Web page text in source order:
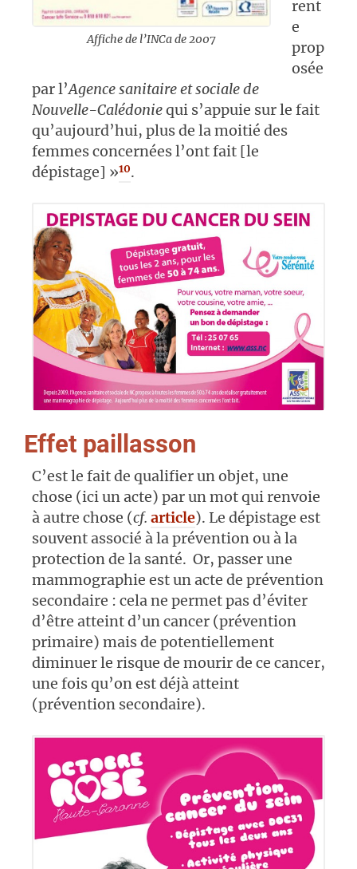
Affiche de l’INCa de 2007
rent
e
prop
osée
par l’Agence sanitaire et sociale de
Nouvelle-Calédoniequi s’appuie sur le fait
qu’aujourd’hui, plus de la moitié des
femmes concernées l’ont fait [le
dépistage] »10.
Effet paillasson
C’est le fait de qualifier un objet, une
chose (ici un acte) par un mot qui renvoie
à autre chose (cf. article). Le dépistage est
souvent associé à la prévention ou à la
protection de la santé. Or, passer une
mammographie est un acte de prévention
secondaire : cela ne permet pas d’éviter
d’être atteint d’un cancer (prévention
primaire) mais de potentiellement
diminuer le risque de mourir de ce cancer,
une fois qu’on est déjà atteint
(prévention secondaire).